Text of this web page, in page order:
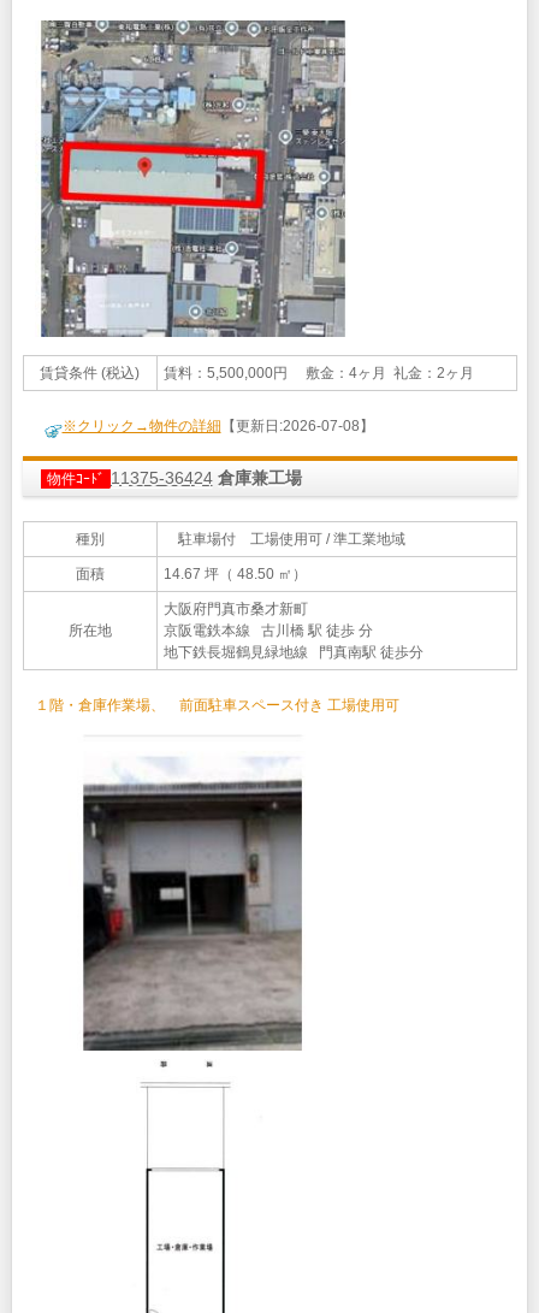
賃貸条件 (税込) 賃料：5,500,000円 敷金：4ヶ月 礼金：2ヶ月
※クリック→物件の詳細 【更新日:2026-07-08】
物件ｺｰﾄﾞ 11375-36424 倉庫兼工場
種別 駐車場付 工場使用可 / 準工業地域
面積 14.67 坪（ 48.50 ㎡）
所在地
大阪府門真市桑才新町
京阪電鉄本線 古川橋 駅 徒歩 分
地下鉄長堀鶴見緑地線 門真南駅 徒歩分
１階・倉庫作業場、 前面駐車スペース付き 工場使用可